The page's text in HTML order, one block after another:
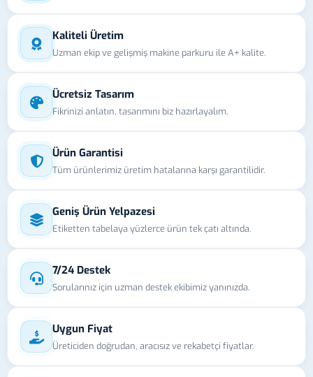
Kaliteli Üretim
Uzman ekip ve gelişmiş makine parkuru ile A+ kalite.
Ücretsiz Tasarım
Fikrinizi anlatın, tasarımını biz hazırlayalım.
Ürün Garantisi
Tüm ürünlerimiz üretim hatalarına karşı garantilidir.
Geniş Ürün Yelpazesi
Etiketten tabelaya yüzlerce ürün tek çatı altında.
7/24 Destek
Sorularınız için uzman destek ekibimiz yanınızda.
Uygun Fiyat
Üreticiden doğrudan, aracısız ve rekabetçi fiyatlar.